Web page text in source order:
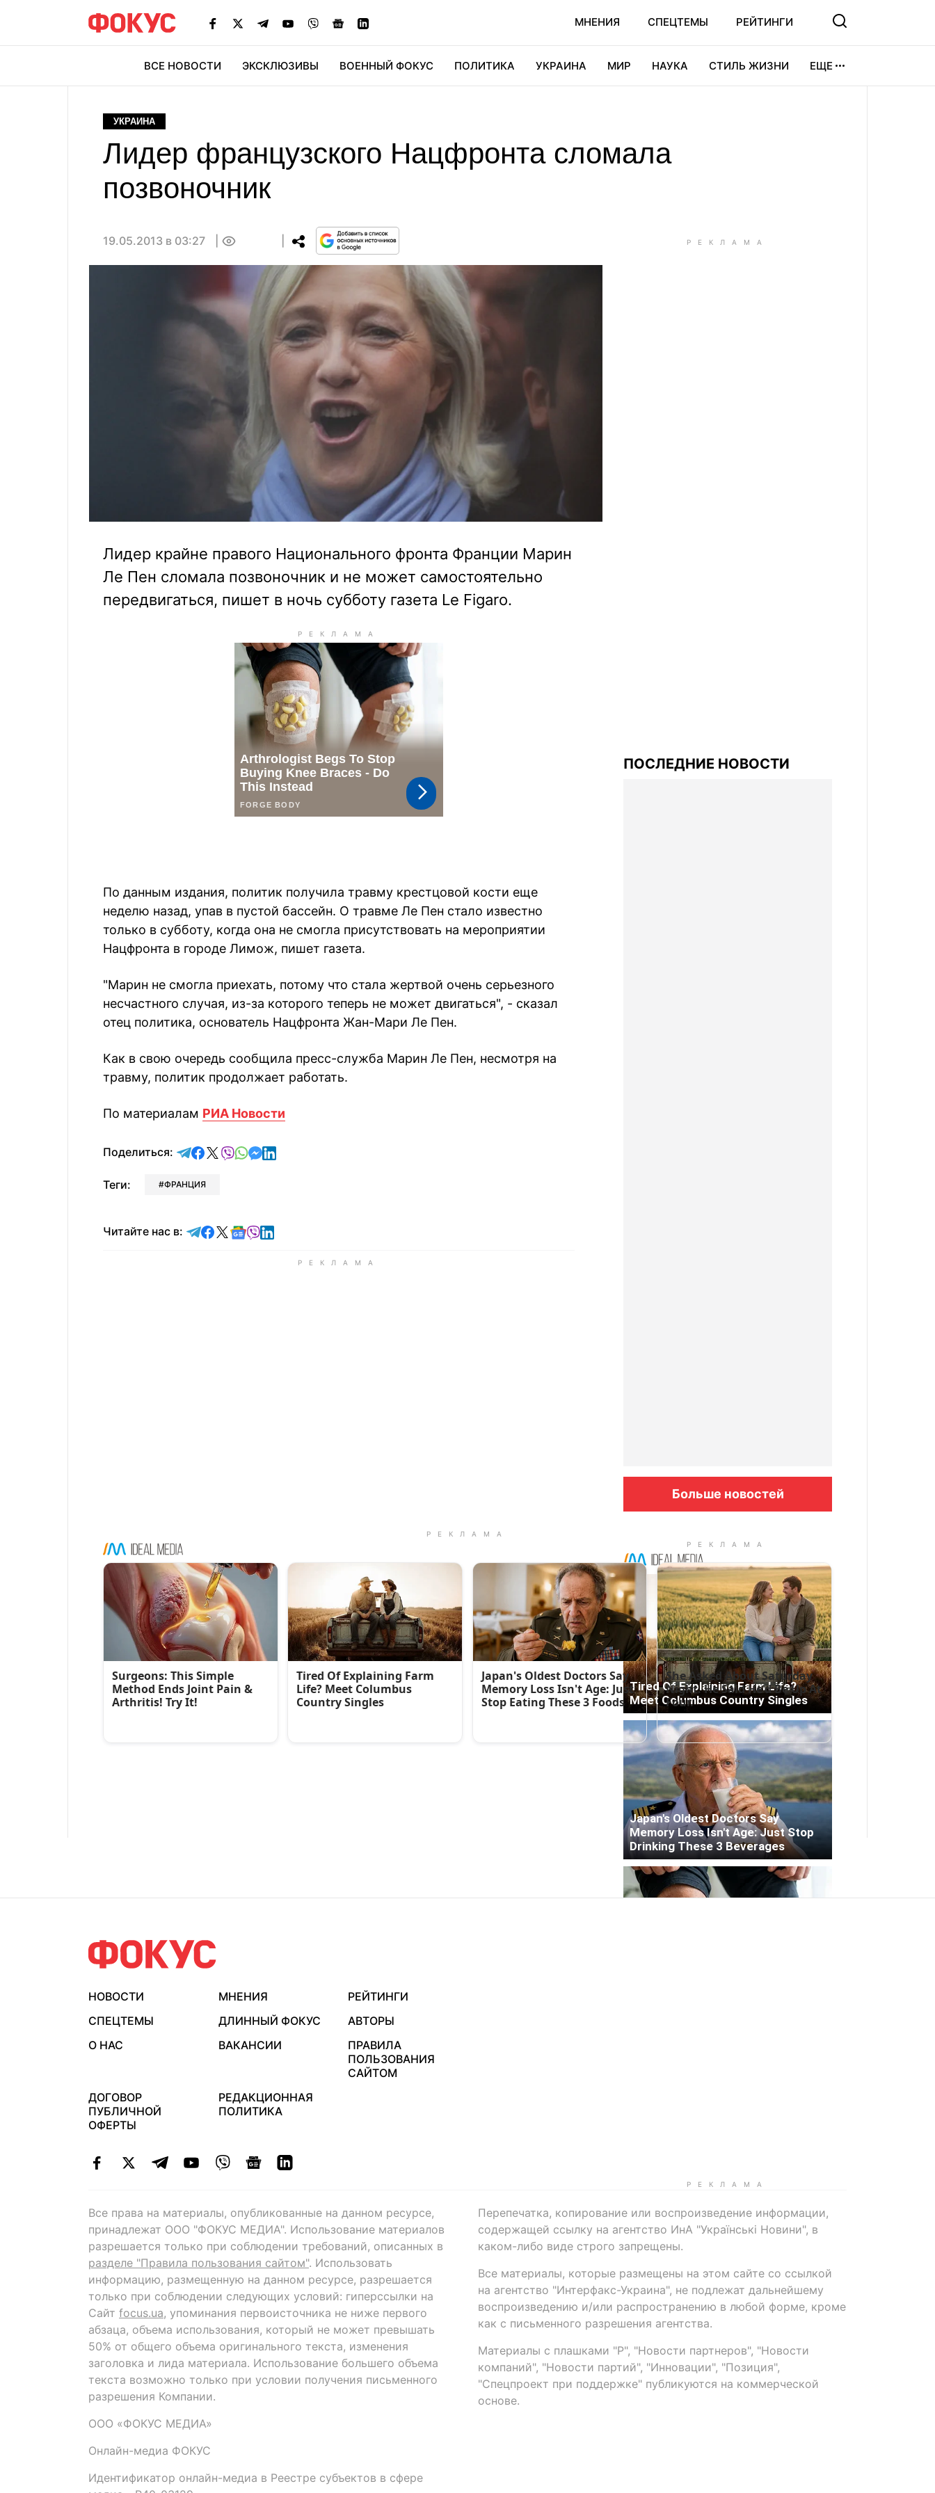
МНЕНИЯ СПЕЦТЕМЫ РЕЙТИНГИ
ВСЕ НОВОСТИ ЭКСКЛЮЗИВЫ ВОЕННЫЙ ФОКУС ПОЛИТИКА УКРАИНА МИР НАУКА СТИЛЬ ЖИЗНИ ЕЩЕ
УКРАИНА
Лидер французского Нацфронта сломала
позвоночник
19.05.2013 в 03:27
Лидер крайне правого Национального фронта Франции Марин
Ле Пен сломала позвоночник и не может самостоятельно
передвигаться, пишет в ночь субботу газета Le Figaro.
По данным издания, политик получила травму крестцовой кости еще
неделю назад, упав в пустой бассейн. О травме Ле Пен стало известно
только в субботу, когда она не смогла присутствовать на мероприятии
Нацфронта в городе Лимож, пишет газета.
"Марин не смогла приехать, потому что стала жертвой очень серьезного
несчастного случая, из-за которого теперь не может двигаться", - сказал
отец политика, основатель Нацфронта Жан-Мари Ле Пен.
Как в свою очередь сообщила пресс-служба Марин Ле Пен, несмотря на
травму, политик продолжает работать.
По материалам РИА Новости
Поделиться: отправить в Telegram
поделиться в Facebook
поделиться в X
отправить в Viber
отправить в Whatsapp
отправить в Messenger
отправить в LinkedIn
Теги: ФРАНЦИЯ
Читайте нас в: Читайте в Telegram
Читайте в Facebook
Читайте в X
Читайте в Google news
Читайте в Viber
Читайте в LinkedIn
ПОСЛЕДНИЕ НОВОСТИ
Больше новостей
НОВОСТИ МНЕНИЯ
РЕЙТИНГИ
СПЕЦТЕМЫ
ДЛИННЫЙ ФОКУС
АВТОРЫ
О НАС
ВАКАНСИИ
ПРАВИЛА
ПОЛЬЗОВАНИЯ
САЙТОМ
ДОГОВОР
ПУБЛИЧНОЙ
ОФЕРТЫ
РЕДАКЦИОННАЯ
ПОЛИТИКА
Все права на материалы, опубликованные на данном ресурсе,
принадлежат ООО "ФОКУС МЕДИА". Использование материалов
разрешается только при соблюдении требований, описанных в
разделе "Правила пользования сайтом". Использовать
информацию, размещенную на данном ресурсе, разрешается
только при соблюдении следующих условий: гиперссылки на
Сайт focus.ua, упоминания первоисточника не ниже первого
абзаца, объема использования, который не может превышать
50% от общего объема оригинального текста, изменения
заголовка и лида материала. Использование большего объема
текста возможно только при условии получения письменного
разрешения Компании.
ООО «ФОКУС МЕДИА»
Онлайн-медиа ФОКУС
Идентификатор онлайн-медиа в Реестре субъектов в сфере
Перепечатка, копирование или воспроизведение информации,
содержащей ссылку на агентство ИнА "Українські Новини", в
каком-либо виде строго запрещены.
Все материалы, которые размещены на этом сайте со ссылкой
на агентство "Интерфакс-Украина", не подлежат дальнейшему
воспроизведению и/или распространению в любой форме, кроме
как с письменного разрешения агентства.
Материалы с плашками "Р", "Новости партнеров", "Новости
компаний", "Новости партий", "Инновации", "Позиция",
"Спецпроект при поддержке" публикуются на коммерческой
основе.